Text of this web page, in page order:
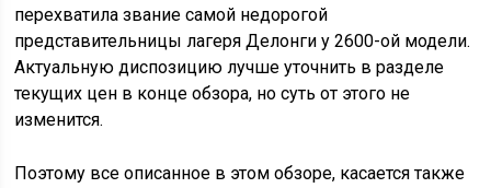
перехватила звание самой недорогой
представительницы лагеря Делонги у 2600-ой модели.
Актуальную диспозицию лучше уточнить в разделе
текущих цен в конце обзора, но суть от этого не
изменится.
Поэтому все описанное в этом обзоре, касается также